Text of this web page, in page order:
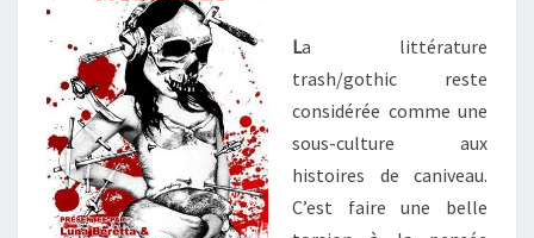
La littérature
trash/gothic reste
considérée comme une
sous-culture aux
histoires de caniveau.
C’est faire une belle